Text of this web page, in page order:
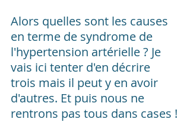
Alors quelles sont les causes
en terme de syndrome de
l'hypertension artérielle ? Je
vais ici tenter d'en décrire
trois mais il peut y en avoir
d'autres. Et puis nous ne
rentrons pas tous dans cases !